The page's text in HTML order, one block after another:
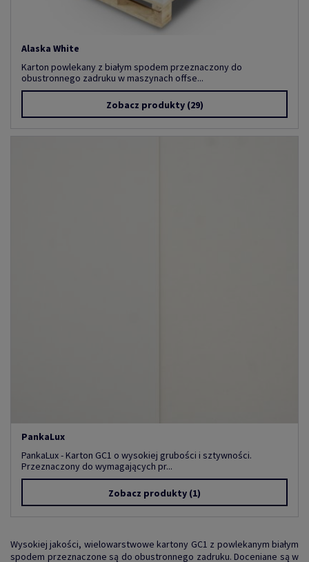
Alaska White
Karton powlekany z białym spodem przeznaczony do
obustronnego zadruku w maszynach offse...
Zobacz produkty(29)
PankaLux
PankaLux - Karton GC1 o wysokiej grubości i sztywności.
Przeznaczony do wymagających pr...
Zobacz produkty (1)
Wysokiej jakości, wielowarstwowe kartony GC1 z powlekanym białym
spodem przeznaczone są do obustronnego zadruku. Doceniane są w